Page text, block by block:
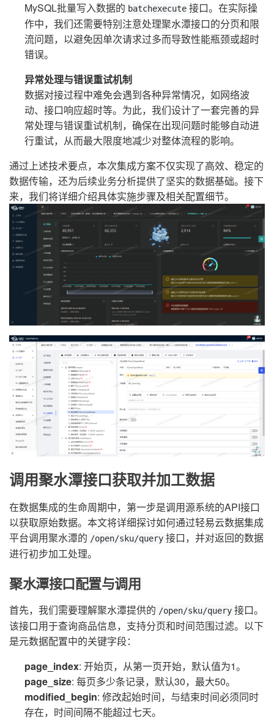
MySQL批量写入数据的 batchexecute 接口。在实际操
作中，我们还需要特别注意处理聚水潭接口的分页和限
流问题，以避免因单次请求过多而导致性能瓶颈或超时
错误。
异常处理与错误重试机制
数据对接过程中难免会遇到各种异常情况，如网络波
动、接口响应超时等。为此，我们设计了一套完善的异
常处理与错误重试机制，确保在出现问题时能够自动进
行重试，从而最大限度地减少对整体流程的影响。
通过上述技术要点，本次集成方案不仅实现了高效、稳定的
数据传输，还为后续业务分析提供了坚实的数据基础。接下
来，我们将详细介绍具体实施步骤及相关配置细节。
调用聚水潭接口获取并加工数据
在数据集成的生命周期中，第一步是调用源系统的API接口
以获取原始数据。本文将详细探讨如何通过轻易云数据集成
平台调用聚水潭的 /open/sku/query 接口，并对返回的数据
进行初步加工处理。
聚水潭接口配置与调用
首先，我们需要理解聚水潭提供的 /open/sku/query 接口。
该接口用于查询商品信息，支持分页和时间范围过滤。以下
是元数据配置中的关键字段：
page_index: 开始页，从第一页开始，默认值为1。
page_size: 每页多少条记录，默认30，最大50。
modified_begin: 修改起始时间，与结束时间必须同时
存在，时间间隔不能超过七天。